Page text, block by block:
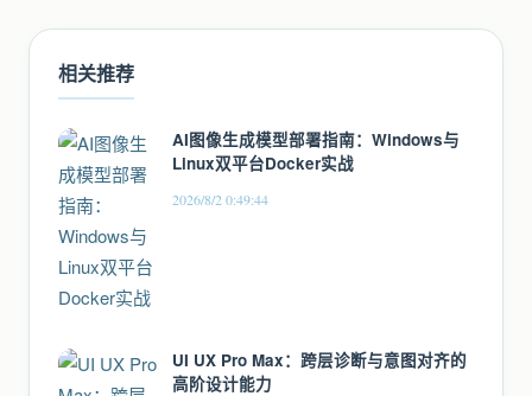
相关推荐
AI图像生成模型部署指南：Windows与
Linux双平台Docker实战
2026/8/2 0:49:44
UI UX Pro Max：跨层诊断与意图对齐的
高阶设计能力